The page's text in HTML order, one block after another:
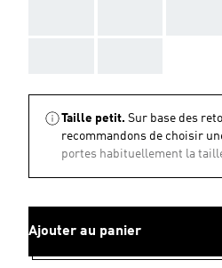
Taille petit. Sur base des
recommandons de choisir
portes habituellement la
Ajouter au panier